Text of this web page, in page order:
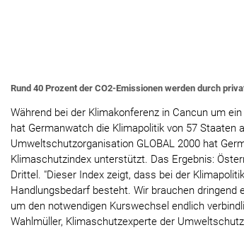
Rund 40 Prozent der CO2-Emissionen werden durch
Während bei der Klimakonferenz in Cancun um
hat Germanwatch die Klimapolitik von 57 Staaten
Umweltschutzorganisation GLOBAL 2000 hat
Klimaschutzindex unterstützt. Das Ergebnis:
Drittel. "Dieser Index zeigt, dass bei der
Handlungsbedarf besteht. Wir brauchen
um den notwendigen Kurswechsel endlich
Wahlmüller, Klimaschutzexperte der